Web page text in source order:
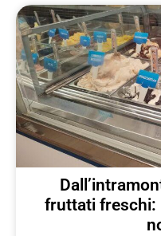
fruttati freschi: